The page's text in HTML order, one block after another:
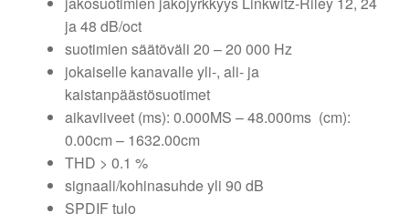
ja 48 dB/oct
suotimien säätöväli 20 – 20 000 Hz
jokaiselle kanavalle yli-, ali- ja
kaistanpäästösuotimet
aikaviiveet (ms): 0.000MS – 48.000ms (cm):
0.00cm – 1632.00cm
THD > 0.1 %
signaali/kohinasuhde yli 90 dB
SPDIF tulo